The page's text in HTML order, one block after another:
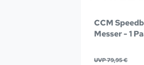
CCM
Messer - 1
UVP 79,95 €